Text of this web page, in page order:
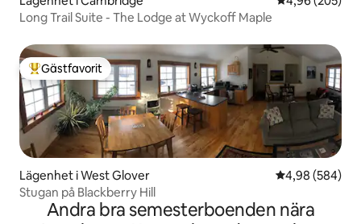
Long Trail Suite - The Lodge at Wyckoff Maple
Populär gästfavorit
Gästfavorit
Lägenhet i West Glover 4,98 av 5 i
4,98 (584)
Stugan på Blackberry Hill
Andra bra semesterboenden nära